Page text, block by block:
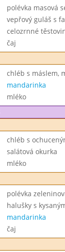
polévka masová
vepřový guláš s
celozrnné
čaj
chléb s máslem,
mandarinka
mléko
chléb s
salátová okurka
mléko
polévka
halušky s
mandarinka
čaj